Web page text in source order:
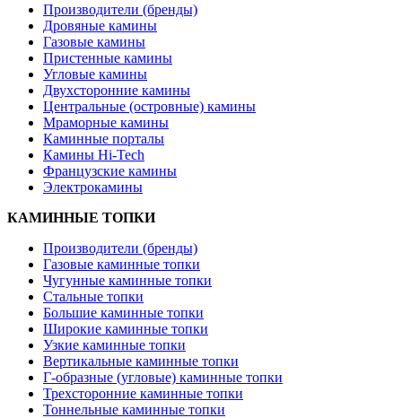
Производители (бренды)
Дровяные камины
Газовые камины
Пристенные камины
Угловые камины
Двухсторонние камины
Центральные (островные) камины
Мраморные камины
Каминные порталы
Камины Hi-Tech
Французские камины
Электрокамины
КАМИННЫЕ ТОПКИ
Производители (бренды)
Газовые каминные топки
Чугунные каминные топки
Стальные топки
Большие каминные топки
Широкие каминные топки
Узкие каминные топки
Вертикальные каминные топки
Г-образные (угловые) каминные топки
Трехсторонние каминные топки
Тоннельные каминные топки